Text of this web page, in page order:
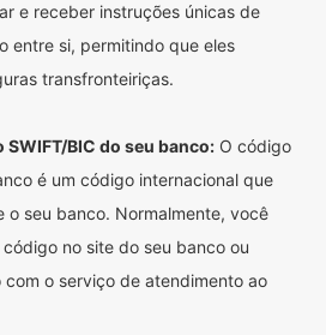
e receber instruções únicas de
entre si, permitindo que eles
transfronteiriças.
BIC do seu banco: O código
é um código internacional que
o seu banco. Normalmente, você
no site do seu banco ou
o serviço de atendimento ao